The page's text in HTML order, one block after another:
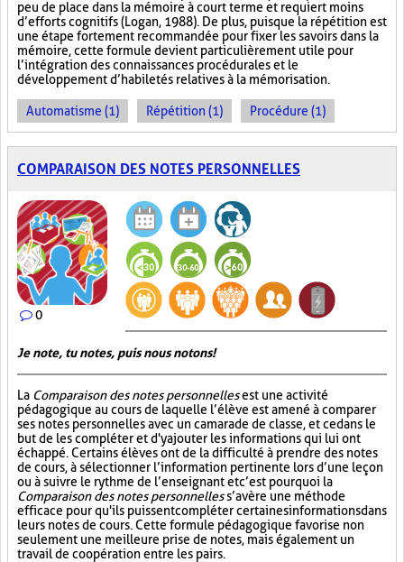
peu de place dans la mémoire à court terme et requiert moins
d’efforts cognitifs (Logan, 1988). De plus, puisque la répétition est
une étape fortement recommandée pour fixer les savoirs dans la
mémoire, cette formule devient particulièrement utile pour
l’intégration des connaissances procédurales et le
développement d’habiletés relatives à la mémorisation.
Automatisme (1) Répétition (1) Procédure (1)
COMPARAISON DES NOTES PERSONNELLES
0
Je note, tu notes, puis nous notons!
La Comparaison des notes personnellesest une activité
pédagogique au cours de laquelle l’élève est amené à comparer
ses notes personnelles avec un camarade de classe, et ce dans le
but de les compléter et d'y ajouter les informations qui lui ont
échappé. Certains élèves ont de la difficulté à prendre des notes
de cours, à sélectionner l’information pertinente lors d’une leçon
ou à suivre le rythme de l’enseignant et c’est pourquoi la
Comparaison des notes personnelless’avère une méthode
efficace pour qu'ils puissent compléter certaines informations dans
leurs notes de cours. Cette formule pédagogique favorise non
seulement une meilleure prise de notes, mais également un
travail de coopération entre les pairs.